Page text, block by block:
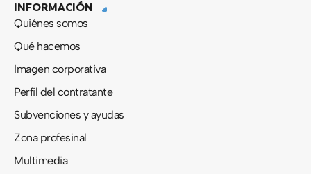
o
o
-
t
t
r
b
INFORMACIÓN
Quiénes somos
Qué hacemos
Imagen corporativa
Perfil del contratante
Subvenciones y ayudas
Zona profesinal
Multimedia